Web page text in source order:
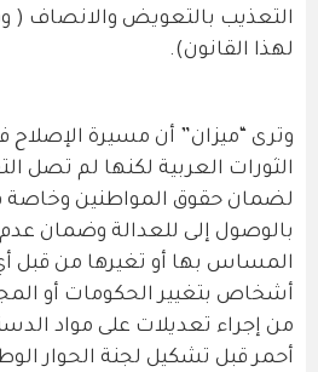
التعذيب بالتعويض والانصاف (
لهذا القانون).
وترى “ميزان” أن مسيرة الإصلاح
الثورات العربية لكنها لم تصل
لضمان حقوق المواطنين وخاصة
بالوصول إلى للعدالة وضمان
المساس بها أو تغيرها من قبل
أشخاص بتغيير الحكومات أو
من إجراء تعديلات على مواد
أحمر قبل تشكيل لجنة الحوار